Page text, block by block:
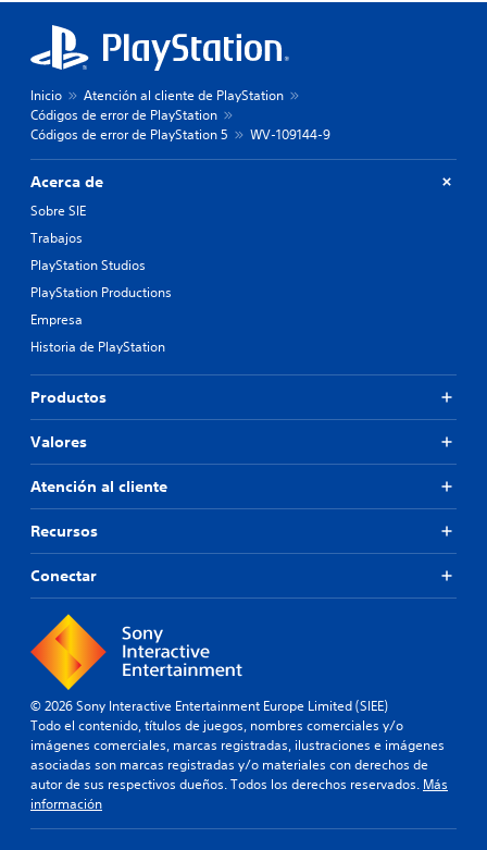
Inicio
Atención al cliente de PlayStation
Códigos de error de PlayStation
Códigos de error de PlayStation 5
WV-109144-9
Acerca de
Sobre SIE
Trabajos
PlayStation Studios
PlayStation Productions
Empresa
Historia de PlayStation
Productos
Valores
Atención al cliente
Recursos
Conectar
© 2026 Sony Interactive Entertainment Europe Limited (SIEE)
Todo el contenido, títulos de juegos, nombres comerciales y/o
imágenes comerciales, marcas registradas, ilustraciones e imágenes
asociadas son marcas registradas y/o materiales con derechos de
autor de sus respectivos dueños. Todos los derechos reservados. Más
información